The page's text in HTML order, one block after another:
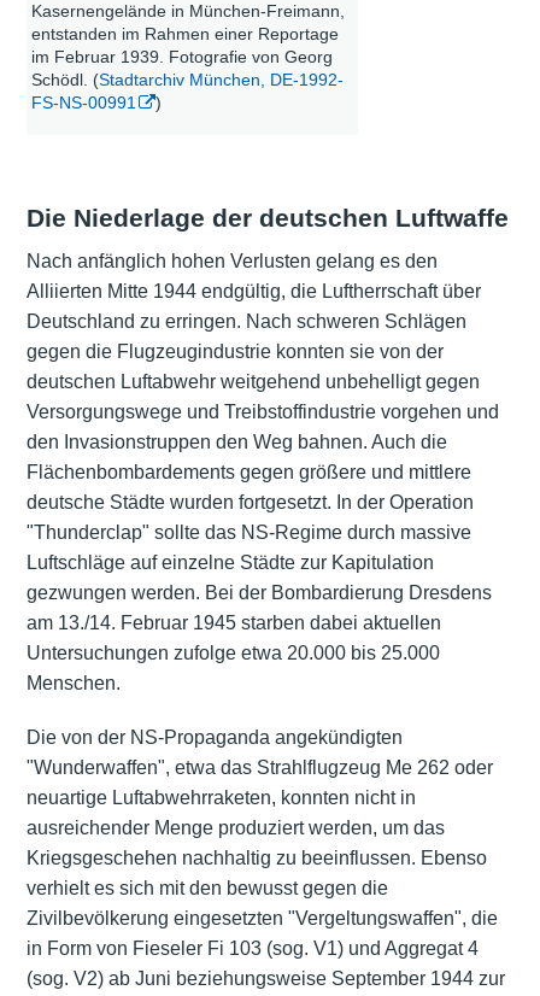
Kasernengelände in München-Freimann,
entstanden im Rahmen einer Reportage
im Februar 1939. Fotografie von Georg
Schödl. (Stadtarchiv München, DE-1992-
FS-NS-00991
)
Die Niederlage der deutschen Luftwaffe
Nach anfänglich hohen Verlusten gelang es den
Alliierten Mitte 1944 endgültig, die Luftherrschaft über
Deutschland zu erringen. Nach schweren Schlägen
gegen die Flugzeugindustrie konnten sie von der
deutschen Luftabwehr weitgehend unbehelligt gegen
Versorgungswege und Treibstoffindustrie vorgehen und
den Invasionstruppen den Weg bahnen. Auch die
Flächenbombardements gegen größere und mittlere
deutsche Städte wurden fortgesetzt. In der Operation
"Thunderclap" sollte das NS-Regime durch massive
Luftschläge auf einzelne Städte zur Kapitulation
gezwungen werden. Bei der Bombardierung Dresdens
am 13./14. Februar 1945 starben dabei aktuellen
Untersuchungen zufolge etwa 20.000 bis 25.000
Menschen.
Die von der NS-Propaganda angekündigten
"Wunderwaffen", etwa das Strahlflugzeug Me 262 oder
neuartige Luftabwehrraketen, konnten nicht in
ausreichender Menge produziert werden, um das
Kriegsgeschehen nachhaltig zu beeinflussen. Ebenso
verhielt es sich mit den bewusst gegen die
Zivilbevölkerung eingesetzten "Vergeltungswaffen", die
in Form von Fieseler Fi 103 (sog. V1) und Aggregat 4
(sog. V2) ab Juni beziehungsweise September 1944 zur